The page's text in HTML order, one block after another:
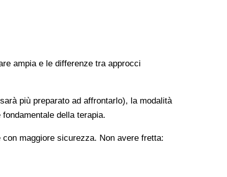
ampia e le differenze tra approcci
più preparato ad affrontarlo), la modalità
della terapia.
maggiore sicurezza. Non avere fretta: